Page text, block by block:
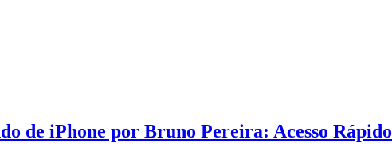
de iPhone por Bruno Pereira: Acesso Rápido